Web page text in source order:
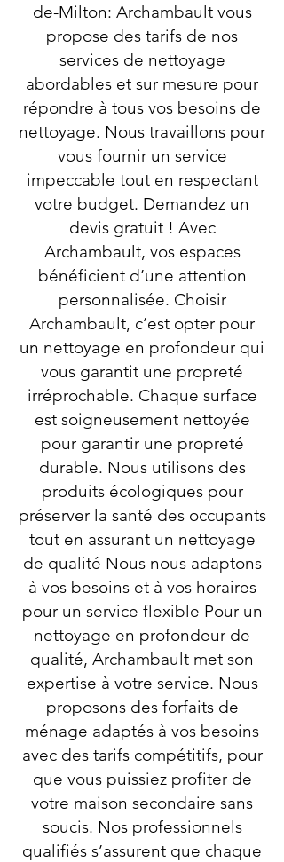
de-Milton: Archambault vous
propose des tarifs de nos
services de nettoyage
abordables et sur mesure pour
répondre à tous vos besoins de
nettoyage. Nous travaillons pour
vous fournir un service
impeccable tout en respectant
votre budget. Demandez un
devis gratuit ! Avec
Archambault, vos espaces
bénéficient d’une attention
personnalisée. Choisir
Archambault, c’est opter pour
un nettoyage en profondeur qui
vous garantit une propreté
irréprochable. Chaque surface
est soigneusement nettoyée
pour garantir une propreté
durable. Nous utilisons des
produits écologiques pour
préserver la santé des occupants
tout en assurant un nettoyage
de qualité Nous nous adaptons
à vos besoins et à vos horaires
pour un service flexible Pour un
nettoyage en profondeur de
qualité, Archambault met son
expertise à votre service. Nous
proposons des forfaits de
ménage adaptés à vos besoins
avec des tarifs compétitifs, pour
que vous puissiez profiter de
votre maison secondaire sans
soucis. Nos professionnels
qualifiés s’assurent que chaque